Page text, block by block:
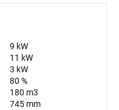
9 kW
11 kW
3 kW
80 %
180 m3
745 mm